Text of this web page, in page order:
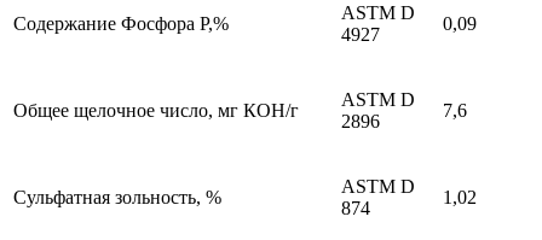
Содержание Фосфора P,%
ASTM D
4927
0,09
Общее щелочное число, мг КОН/г
ASTM D
2896
7,6
Сульфатная зольность, %
ASTM D
874
1,02